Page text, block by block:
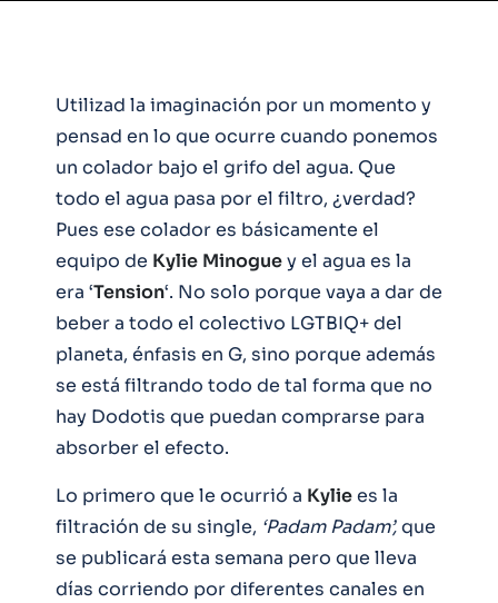
Utilizad la imaginación por un momento y
pensad en lo que ocurre cuando ponemos
un colador bajo el grifo del agua. Que
todo el agua pasa por el filtro, ¿verdad?
Pues ese colador es básicamente el
equipo de Kylie Minoguey el agua es la
era ‘Tension‘. No solo porque vaya a dar de
beber a todo el colectivo LGTBIQ+ del
planeta, énfasis en G, sino porque además
se está filtrando todo de tal forma que no
hay Dodotis que puedan comprarse para
absorber el efecto.
Lo primero que le ocurrió a Kyliees la
filtración de su single, ‘Padam Padam’,que
se publicará esta semana pero que lleva
días corriendo por diferentes canales en